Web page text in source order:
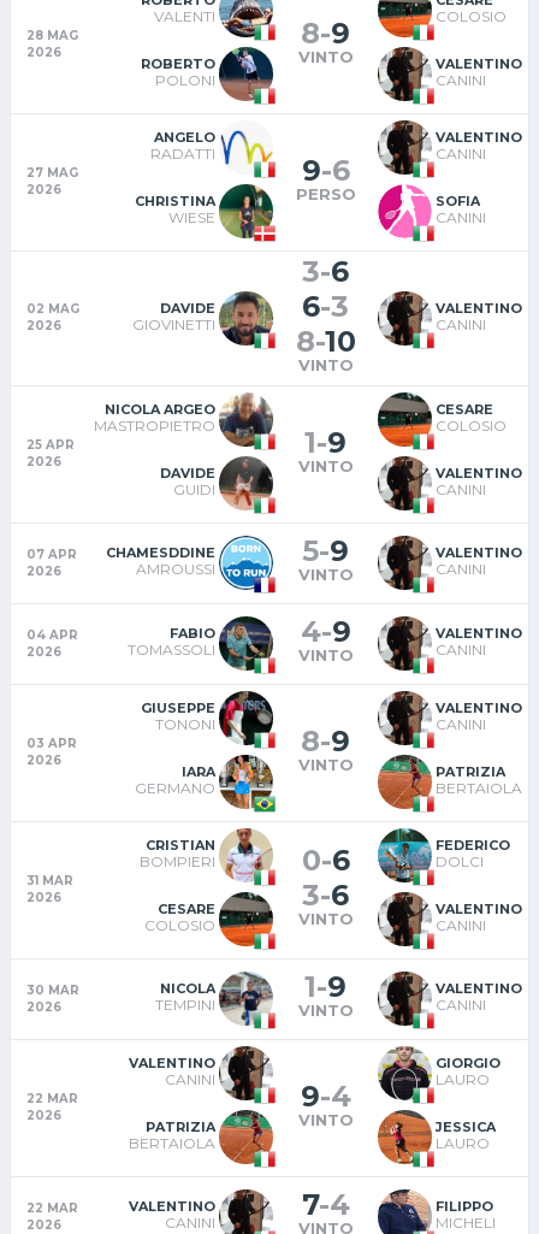
28 MAG
2026
VALENTI
ROBERTO
POLONI
8-9
VINTO
COLOSIO
VALENTINO
CANINI
27 MAG
2026
ANGELO
RADATTI
CHRISTINA
WIESE
9-6
PERSO
VALENTINO
CANINI
SOFIA
CANINI
02 MAG
2026
DAVIDE
GIOVINETTI
3-6
6-3
8-10
VINTO
VALENTINO
CANINI
25 APR
2026
NICOLA ARGEO
MASTROPIETRO
DAVIDE
GUIDI
1-9
VINTO
CESARE
COLOSIO
VALENTINO
CANINI
07 APR
2026
CHAMESDDINE
AMROUSSI
5-9
VINTO
VALENTINO
CANINI
04 APR
2026
FABIO
TOMASSOLI
4-9
VINTO
VALENTINO
CANINI
03 APR
2026
GIUSEPPE
TONONI
IARA
GERMANO
8-9
VINTO
VALENTINO
CANINI
PATRIZIA
BERTAIOLA
31 MAR
2026
CRISTIAN
BOMPIERI
CESARE
COLOSIO
0-6
3-6
VINTO
FEDERICO
DOLCI
VALENTINO
CANINI
30 MAR
2026
NICOLA
TEMPINI
1-9
VINTO
VALENTINO
CANINI
22 MAR
2026
VALENTINO
CANINI
PATRIZIA
BERTAIOLA
9-4
VINTO
GIORGIO
LAURO
JESSICA
LAURO
22 MAR
2026
VALENTINO
CANINI
7-4
VINTO
FILIPPO
MICHELI